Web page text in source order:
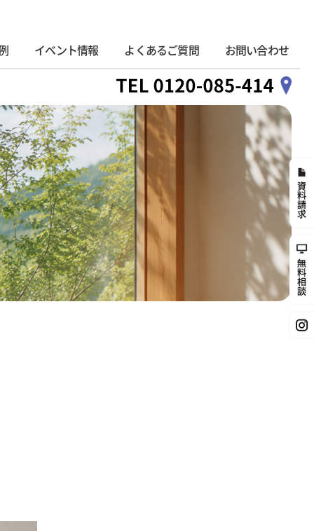
イベント情報 よくあるご質問 お問い合わせ